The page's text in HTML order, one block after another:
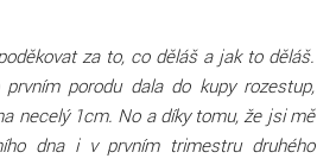
za to, co děláš a jak to děláš.
porodu dala do kupy rozestup,
necelý 1cm. No a díky tomu, že jsi mě
dna i v prvním trimestru druhého